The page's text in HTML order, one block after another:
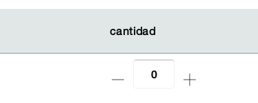
cantidad
cantidad